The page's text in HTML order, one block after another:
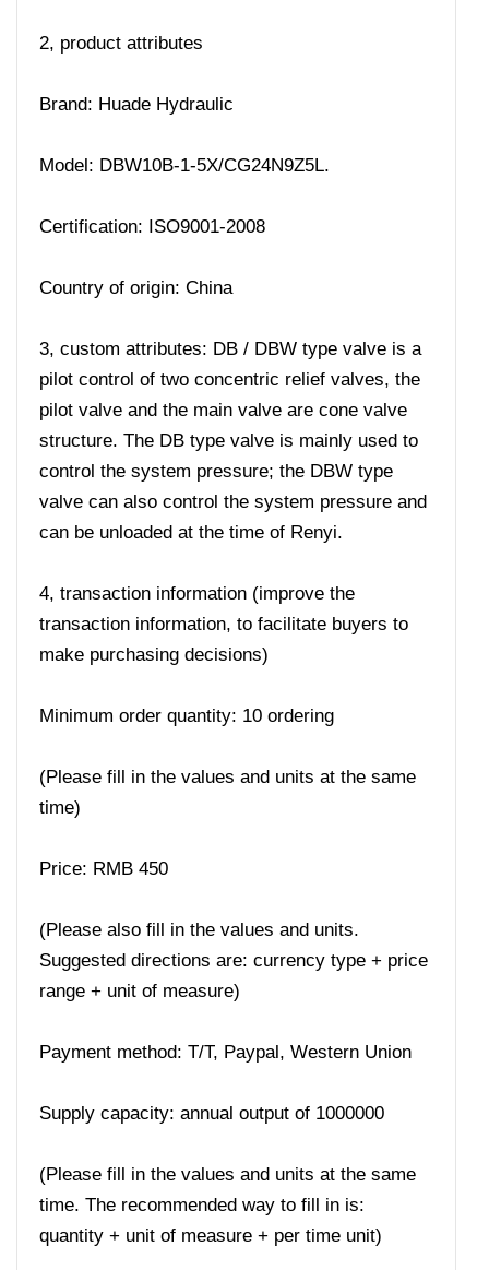
2, product attributes
Brand: Huade Hydraulic
Model: DBW10B-1-5X/CG24N9Z5L.
Certification: ISO9001-2008
Country of origin: China
3, custom attributes: DB / DBW type valve is a
pilot control of two concentric relief valves, the
pilot valve and the main valve are cone valve
structure. The DB type valve is mainly used to
control the system pressure; the DBW type
valve can also control the system pressure and
can be unloaded at the time of Renyi.
4, transaction information (improve the
transaction information, to facilitate buyers to
make purchasing decisions)
Minimum order quantity: 10 ordering
(Please fill in the values ​​and units at the same
time)
Price: RMB 450
(Please also fill in the values ​​and units.
Suggested directions are: currency type + price
range + unit of measure)
Payment method: T/T, Paypal, Western Union
Supply capacity: annual output of 1000000
(Please fill in the values ​​and units at the same
time. The recommended way to fill in is:
quantity + unit of measure + per time unit)